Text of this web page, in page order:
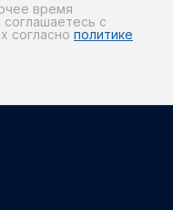
время
с
согласно политике